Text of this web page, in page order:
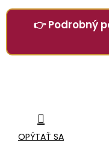
👉 Podrobný
OPÝTAŤ SA